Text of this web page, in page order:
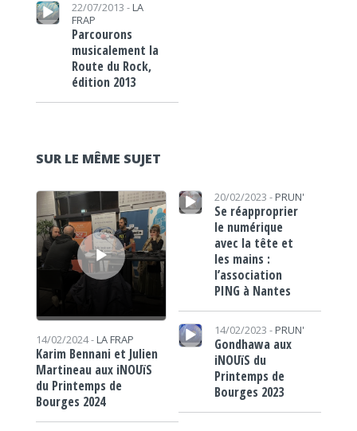
22/07/2013 - LA
FRAP
Parcourons
musicalement la
Route du Rock,
édition 2013
SUR LE MÊME SUJET
Lecteur audio
14/02/2024 - LA FRAP
Karim Bennani et Julien
Martineau aux iNOUïS
du Printemps de
Bourges 2024
Lecteur audio 20/02/2023 - PRUN'
Se réapproprier
le numérique
avec la tête et
les mains :
l’association
PING à Nantes
Lecteur audio
14/02/2023 - PRUN'
Gondhawa aux
iNOUïS du
Printemps de
Bourges 2023